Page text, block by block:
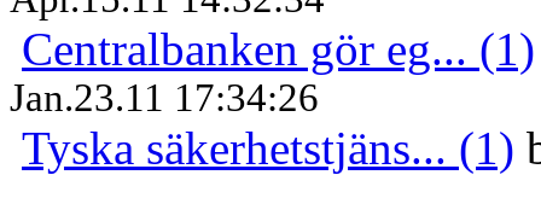
Centralbanken gör eg... (1)
Jan.23.11 17:34:26
Tyska säkerhetstjäns... (1)